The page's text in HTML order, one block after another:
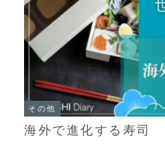
その他
海外で進化する寿司